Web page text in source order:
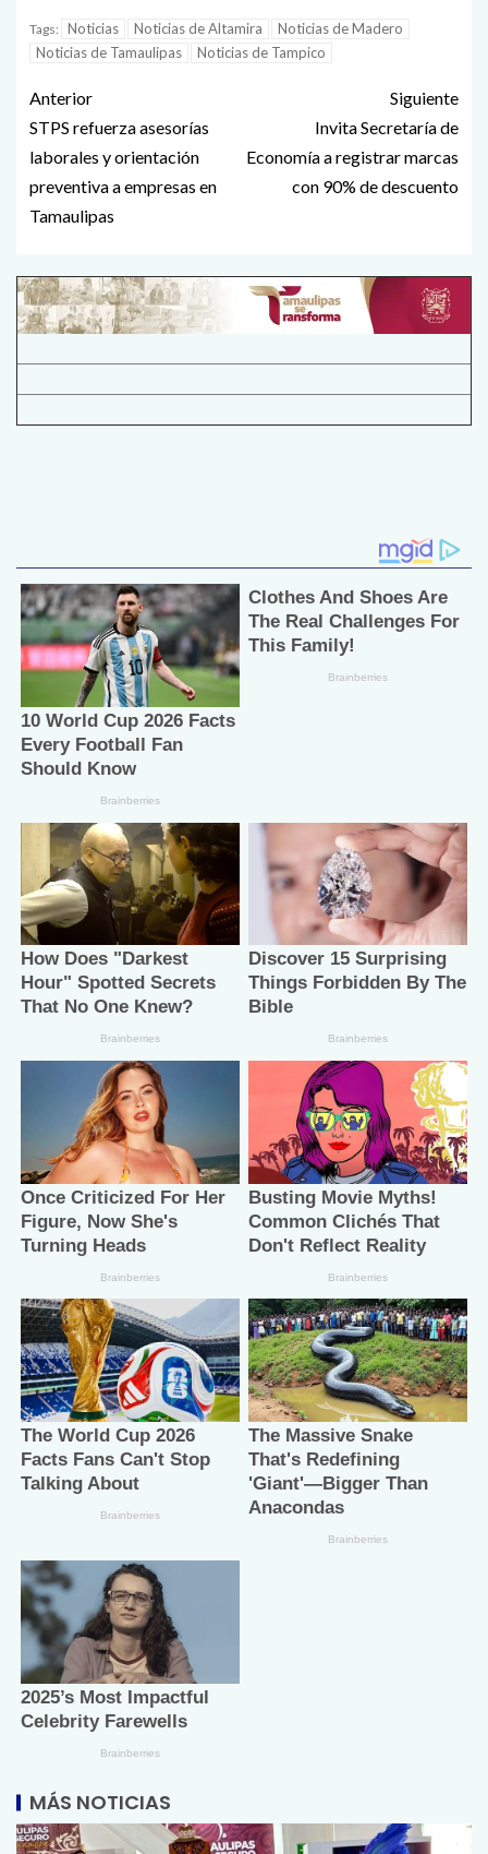
Tags: Noticias Noticias de Altamira
Noticias de Madero
Noticias de Tamaulipas
Noticias de Tampico
Anterior
STPS refuerza asesorías
laborales y orientación
preventiva a empresas en
Tamaulipas
Siguiente
Invita Secretaría de
Economía a registrar marcas
con 90% de descuento
MÁS NOTICIAS